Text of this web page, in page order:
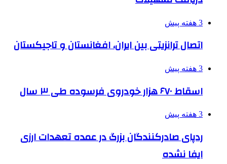
3 هفته پیش
اتصال ترانزیتی بین ایران، افغانستان و تاجیکستان
3 هفته پیش
اسقاط ۶۷۰ هزار خودروی فرسوده طی ۳ سال
3 هفته پیش
ردپای صادرکنندگان بزرگ در عمده تعهدات ارزی
ایفا نشده